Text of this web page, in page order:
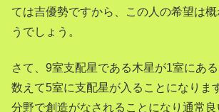
ては吉優勢ですから、この人の希望は
うでしょう。
さて、9室支配星である木星が1室にあ
数えて5室に支配星が入ることになりま
分野で創造がなされることになり通常